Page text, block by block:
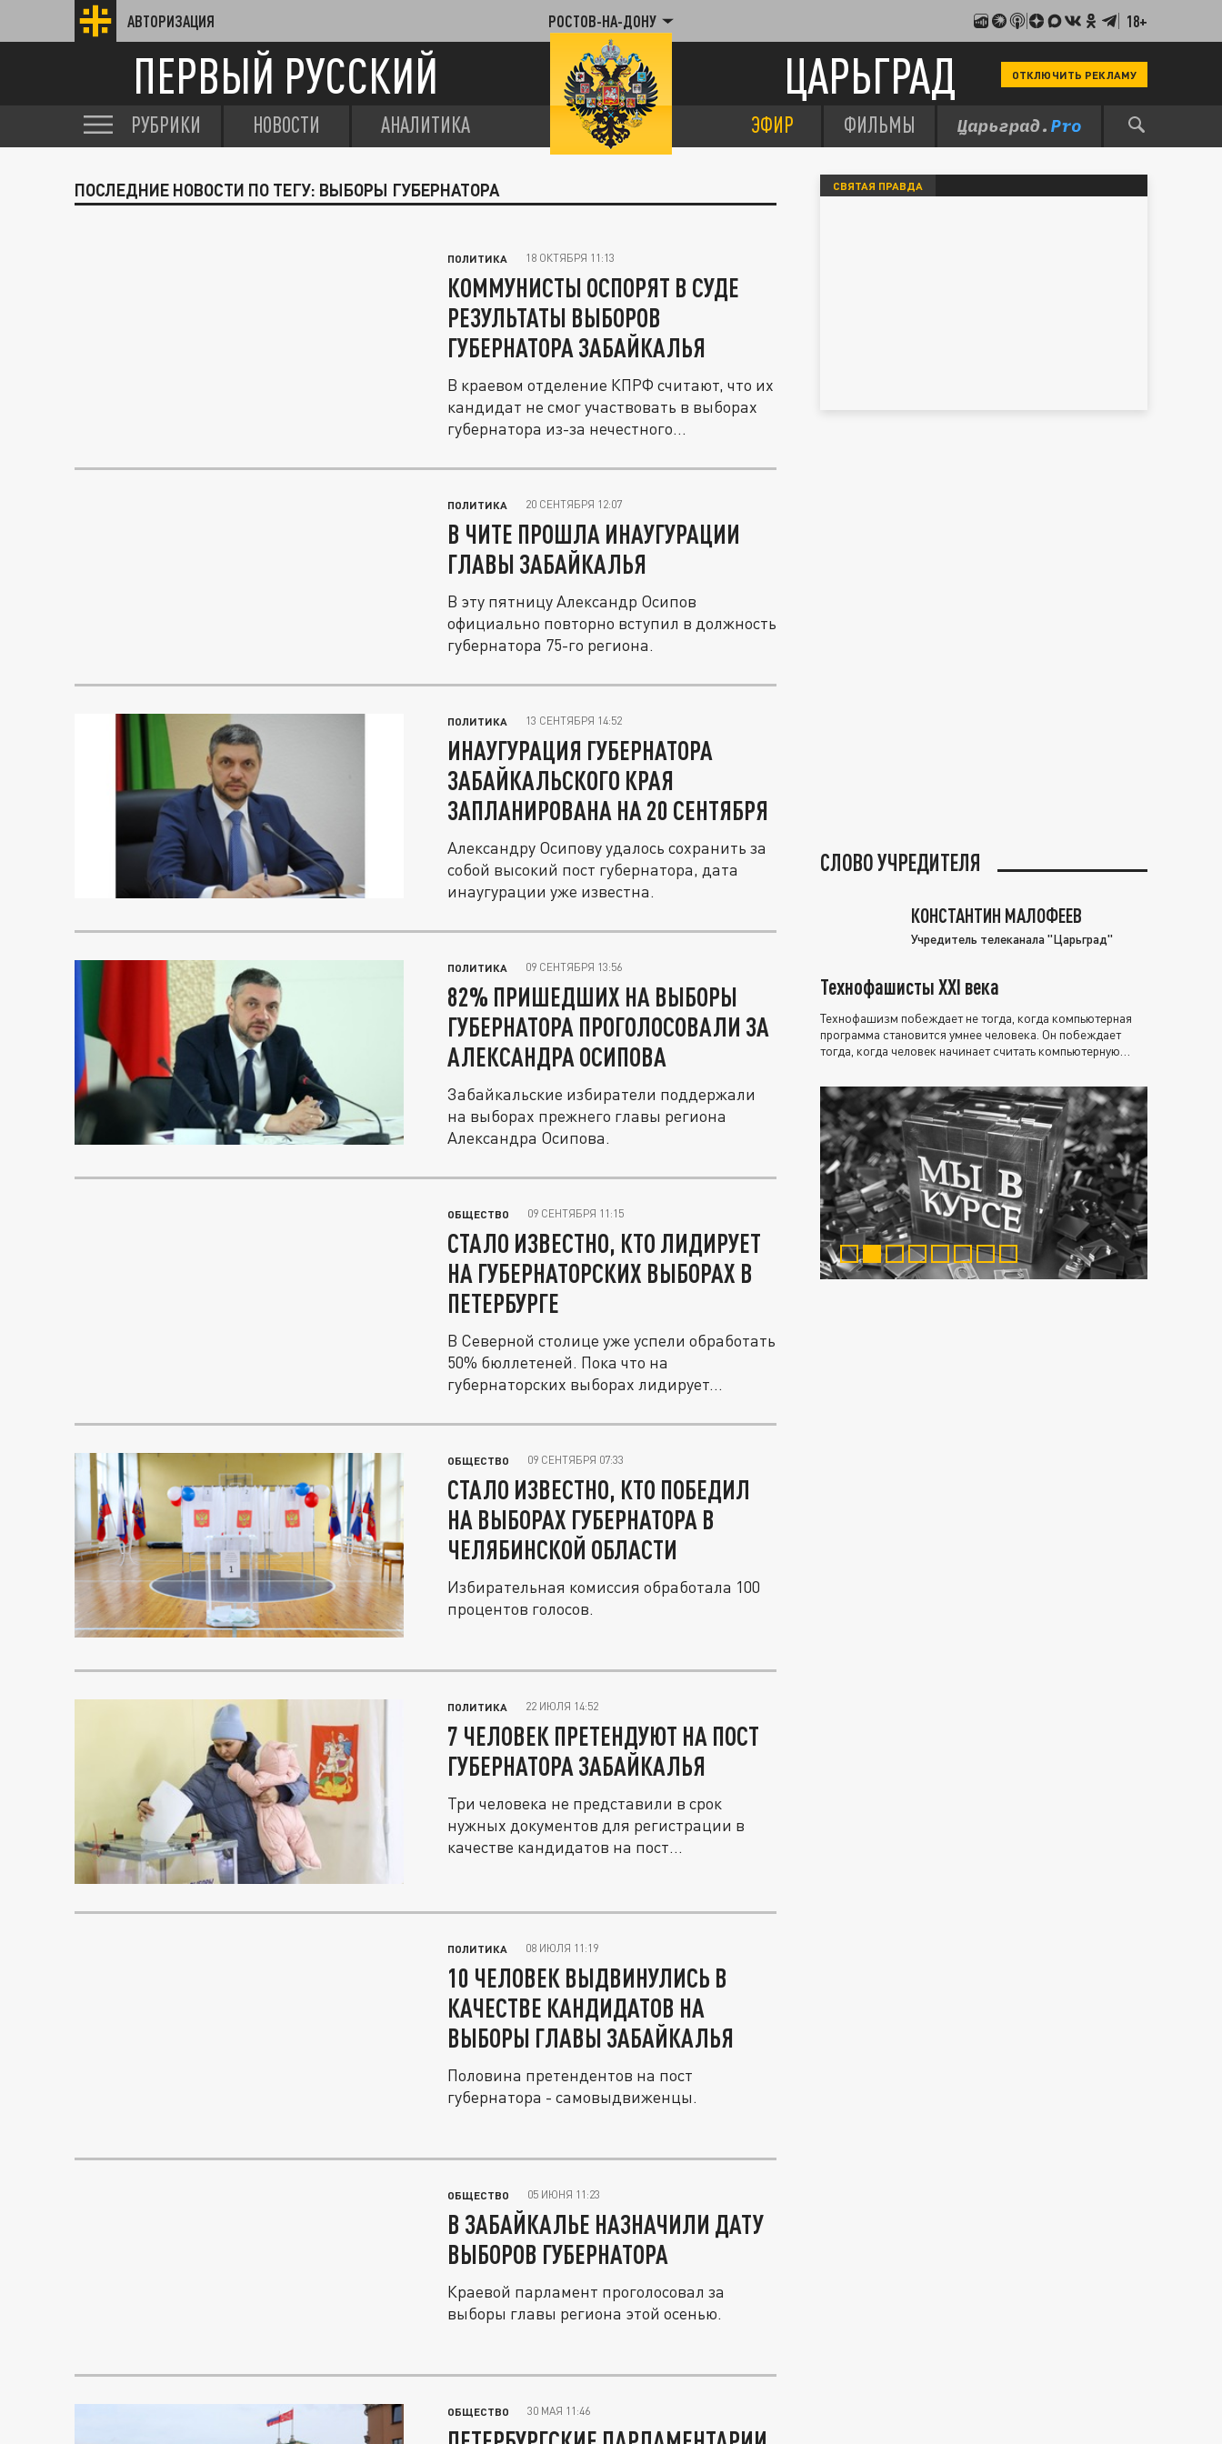
АВТОРИЗАЦИЯ РОСТОВ-НА-ДОНУ 18+
ПЕРВЫЙ РУССКИЙ ЦАРЬГРАД ОТКЛЮЧИТЬ РЕКЛАМУ
РУБРИКИ НОВОСТИ АНАЛИТИКА ЭФИР ФИЛЬМЫ
ПОСЛЕДНИЕ НОВОСТИ ПО ТЕГУ: ВЫБОРЫ ГУБЕРНАТОРА
ПОЛИТИКА 18 ОКТЯБРЯ 11:13
КОММУНИСТЫ ОСПОРЯТ В СУДЕ
РЕЗУЛЬТАТЫ ВЫБОРОВ
ГУБЕРНАТОРА ЗАБАЙКАЛЬЯ
В краевом отделение КПРФ считают, что их
кандидат не смог участвовать в выборах
губернатора из-за нечестного...
ПОЛИТИКА 20 СЕНТЯБРЯ 12:07
В ЧИТЕ ПРОШЛА ИНАУГУРАЦИИ
ГЛАВЫ ЗАБАЙКАЛЬЯ
В эту пятницу Александр Осипов
официально повторно вступил в должность
губернатора 75-го региона.
ПОЛИТИКА 13 СЕНТЯБРЯ 14:52
ИНАУГУРАЦИЯ ГУБЕРНАТОРА
ЗАБАЙКАЛЬСКОГО КРАЯ
ЗАПЛАНИРОВАНА НА 20 СЕНТЯБРЯ
Александру Осипову удалось сохранить за
собой высокий пост губернатора, дата
инаугурации уже известна.
ПОЛИТИКА 09 СЕНТЯБРЯ 13:56
82% ПРИШЕДШИХ НА ВЫБОРЫ
ГУБЕРНАТОРА ПРОГОЛОСОВАЛИ ЗА
АЛЕКСАНДРА ОСИПОВА
Забайкальские избиратели поддержали
на выборах прежнего главы региона
Александра Осипова.
ОБЩЕСТВО 09 СЕНТЯБРЯ 11:15
СТАЛО ИЗВЕСТНО, КТО ЛИДИРУЕТ
НА ГУБЕРНАТОРСКИХ ВЫБОРАХ В
ПЕТЕРБУРГЕ
В Северной столице уже успели обработать
50% бюллетеней. Пока что на
губернаторских выборах лидирует...
ОБЩЕСТВО 09 СЕНТЯБРЯ 07:33
СТАЛО ИЗВЕСТНО, КТО ПОБЕДИЛ
НА ВЫБОРАХ ГУБЕРНАТОРА В
ЧЕЛЯБИНСКОЙ ОБЛАСТИ
Избирательная комиссия обработала 100
процентов голосов.
ПОЛИТИКА 22 ИЮЛЯ 14:52
7 ЧЕЛОВЕК ПРЕТЕНДУЮТ НА ПОСТ
ГУБЕРНАТОРА ЗАБАЙКАЛЬЯ
Три человека не представили в срок
нужных документов для регистрации в
качестве кандидатов на пост
ПОЛИТИКА 08 ИЮЛЯ 11:19
10 ЧЕЛОВЕК ВЫДВИНУЛИСЬ В
КАЧЕСТВЕ КАНДИДАТОВ НА
ВЫБОРЫ ГЛАВЫ ЗАБАЙКАЛЬЯ
Половина претендентов на пост
губернатора - самовыдвиженцы.
ОБЩЕСТВО 05 ИЮНЯ 11:23
В ЗАБАЙКАЛЬЕ НАЗНАЧИЛИ ДАТУ
ВЫБОРОВ ГУБЕРНАТОРА
Краевой парламент проголосовал за
выборы главы региона этой осенью.
ОБЩЕСТВО 30 МАЯ 11:46
СВЯТАЯ ПРАВДА
СЛОВО УЧРЕДИТЕЛЯ
КОНСТАНТИН МАЛОФЕЕВ
Учредитель телеканала "Царьград"
Технофашисты XXI века
Технофашизм побеждает не тогда, когда компьютерная
программа становится умнее человека. Он побеждает
тогда, когда человек начинает считать компьютерную